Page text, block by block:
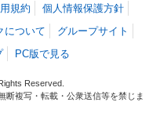
規約
個人情報保護方針
について
グループサイト
PC版で見る
Reserved.
断複写・転載・公衆送信等を禁じま